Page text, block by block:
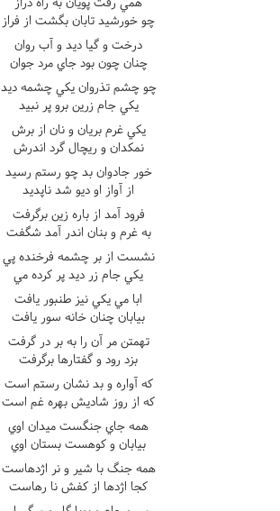
چو خورشيد تابان بگشت از فراز
درخت و گيا ديد و آب روان
چنان چون بود جاي مرد جوان
چو چشم تذروان يکي چشمه ديد
يکي جام زرين برو پر نبيد
يکي غرم بريان و نان از برش
نمکدان و ريچال گرد اندرش
خور جادوان بد چو رستم رسيد
از آواز او ديو شد ناپديد
فرود آمد از باره زين برگرفت
به غرم و بنان اندر آمد شگفت
نشست از بر چشمه فرخنده پي
يکي جام زر ديد پر کرده مي
ابا مي يکي نيز طنبور يافت
بيابان چنان خانه سور يافت
تهمتن مر آن را به بر در گرفت
بزد رود و گفتارها برگرفت
که آواره و بد نشان رستم است
که از روز شاديش بهره غم است
همه جاي جنگست ميدان اوي
بيابان و کوهست بستان اوي
همه جنگ با شير و نر اژدهاست
کجا اژدها از کفش نا رهاست